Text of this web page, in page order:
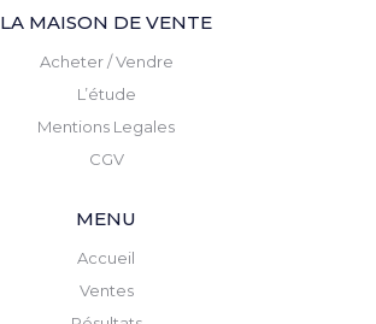
LA MAISON DE VENTE
Acheter / Vendre
L’étude
Mentions Legales
CGV
MENU
Accueil
Ventes